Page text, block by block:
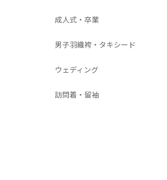
成人式・卒業
男子羽織袴・タキシード
ウェディング
訪問着・留袖